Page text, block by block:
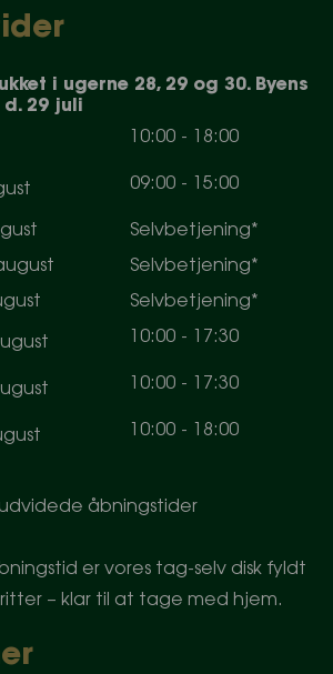
i ugerne 28, 29 og 30. Byens
d. 29 juli
10:00 - 18:00
09:00 - 15:00
Selvbetjening*
Selvbetjening*
Selvbetjening*
10:00 - 17:30
10:00 - 17:30
10:00 - 18:00
åbningstider
er vores tag-selv disk fyldt
– klar til at tage med hjem.